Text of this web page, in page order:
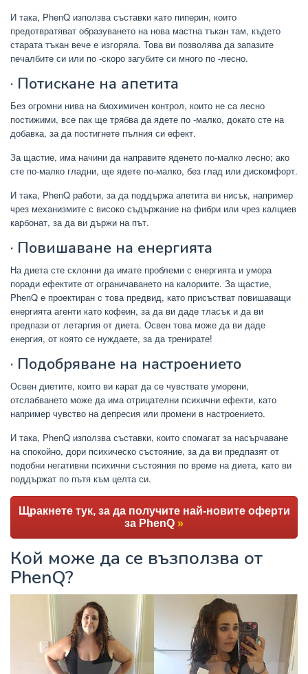
И така, PhenQ използва съставки като пиперин, които
предотвратяват образуването на нова мастна тъкан там, където
старата тъкан вече е изгоряла. Това ви позволява да запазите
печалбите си или по -скоро загубите си много по -лесно.
· Потискане на апетита
Без огромни нива на биохимичен контрол, които не са лесно
постижими, все пак ще трябва да ядете по -малко, докато сте на
добавка, за да постигнете пълния си ефект.
За щастие, има начини да направите яденето по-малко лесно; ако
сте по-малко гладни, ще ядете по-малко, без глад или дискомфорт.
И така, PhenQ работи, за да поддържа апетита ви нисък, например
чрез механизмите с високо съдържание на фибри или чрез калциев
карбонат, за да ви държи на път.
· Повишаване на енергията
На диета сте склонни да имате проблеми с енергията и умора
поради ефектите от ограничаването на калориите. За щастие,
PhenQ е проектиран с това предвид, като присъстват повишаващи
енергията агенти като кофеин, за да ви даде тласък и да ви
предпази от летаргия от диета. Освен това може да ви даде
енергия, от която се нуждаете, за да тренирате!
· Подобряване на настроението
Освен диетите, които ви карат да се чувствате уморени,
отслабването може да има отрицателни психични ефекти, като
например чувство на депресия или промени в настроението.
И така, PhenQ използва съставки, които спомагат за насърчаване
на спокойно, дори психическо състояние, за да ви предпазят от
подобни негативни психични състояния по време на диета, като ви
поддържат по пътя към целта си.
Щракнете тук, за да получите най-новите оферти
за PhenQ »
Кой може да се възползва от
PhenQ?